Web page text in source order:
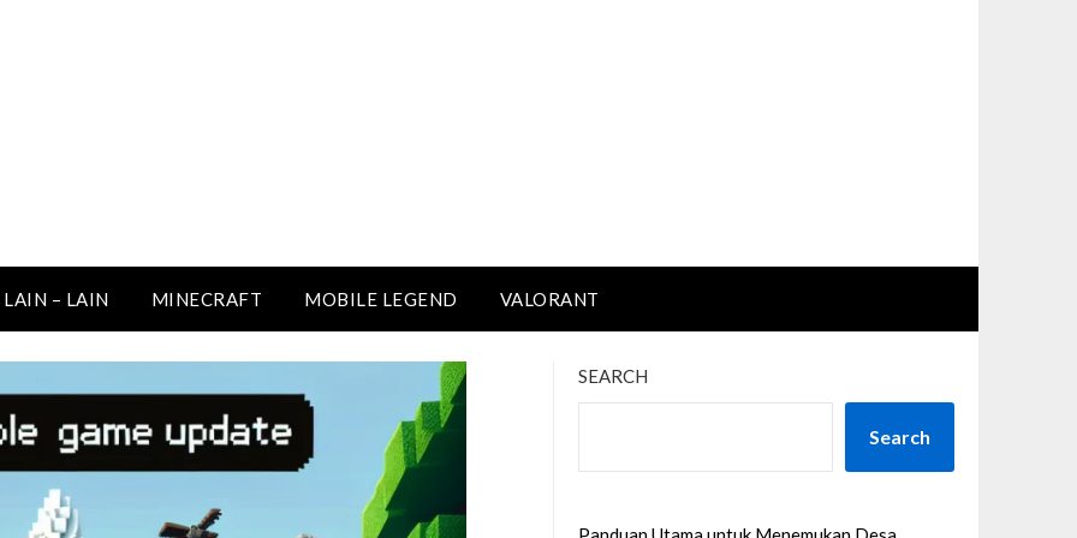
LAIN – LAIN MINECRAFT MOBILE LEGEND VALORANT
SEARCH
Search